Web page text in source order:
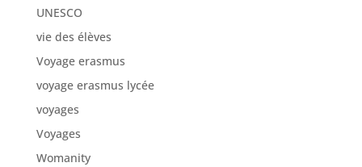
Voyage erasmus
voyage erasmus lycée
voyages